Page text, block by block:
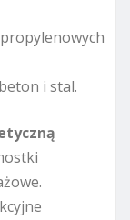
i stal.